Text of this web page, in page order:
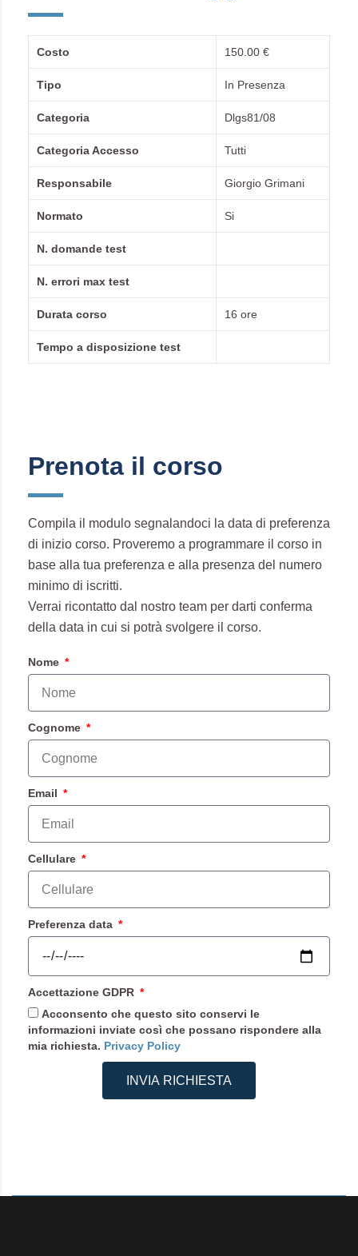
Costo 150.00 €
Tipo In Presenza
Categoria Dlgs81/08
Categoria Accesso Tutti
Responsabile Giorgio Grimani
Normato Si
N. domande test
N. errori max test
Durata corso 16 ore
Tempo a disposizione test
Prenota il corso
Compila il modulo segnalandoci la data di preferenza
di inizio corso. Proveremo a programmare il corso in
base alla tua preferenza e alla presenza del numero
minimo di iscritti.
Verrai ricontatto dal nostro team per darti conferma
della data in cui si potrà svolgere il corso.
Nome
Cognome
Email
Cellulare
Preferenza data
Accettazione GDPR
Acconsento che questo sito conservi le
informazioni inviate così che possano rispondere alla
mia richiesta. Privacy Policy
INVIA RICHIESTA